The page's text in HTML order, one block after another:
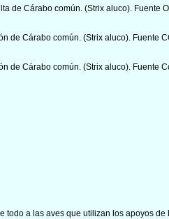
de Cárabo común. (Strix aluco). Fuente
de Cárabo común. (Strix aluco). Fuente
de Cárabo común. (Strix aluco). Fuente
todo a las aves que utilizan los apoyos